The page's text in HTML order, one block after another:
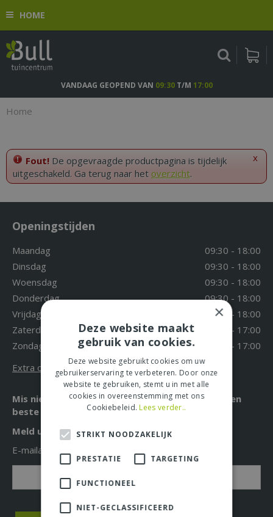
n
o
HOME
Home
VANDAAG GEOPEND VAN 09:30T/M 17:00
x
Fout! De opgevraagde productpagina is tijdelijk
uitgeschakeld. Ga terug naar het overzicht.
Openingstijden
Maandag
09:30 - 18:00
Dinsdag
09:30 - 18:00
Woensdag
09:30 - 18:00
Donderdag
09:30 - 18:00
Vrijdag
09:30 - 18:00
Zaterdag
09:30 - 17:00
Zondag
12:00 - 17:00
Extra openingstijden
Mis niet langer de leukste acties, aanbiedingen en
beste tuintips!
Meld u nu aan voor onze nieuwsbrief!
E-mailadres: *
×
Deze website maakt
gebruik van cookies.
Deze website gebruikt cookies om uw
gebruikerservaring te verbeteren. Door onze
website te gebruiken, stemt u in met alle
cookies in overeenstemming met ons
Cookiebeleid. Lees verder..
STRIKT NOODZAKELIJK
PRESTATIE TARGETING
FUNCTIONEEL
NIET-GECLASSIFICEERD